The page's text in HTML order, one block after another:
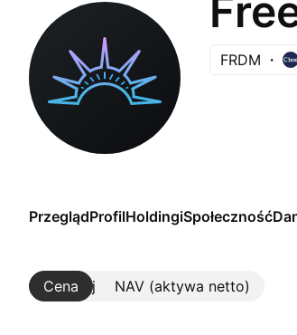
FRDM
PrzeglądProfilHoldingiSpołeczność
Cena NAV (aktywa netto)
Więcej